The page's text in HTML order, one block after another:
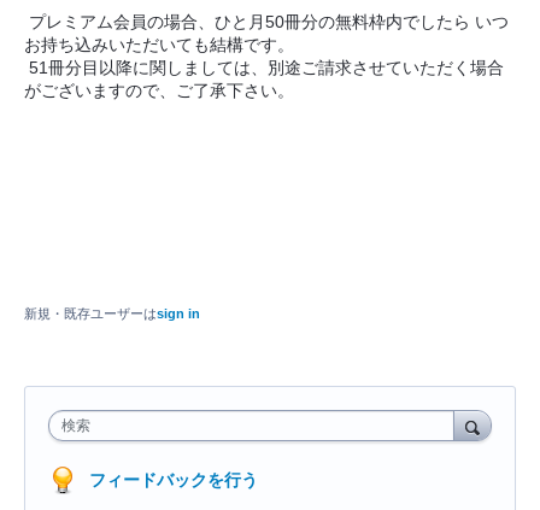
プレミアム会員の場合、ひと月50冊分の無料枠内でしたら いつ
お持ち込みいただいても結構です。
51冊分目以降に関しましては、別途ご請求させていただく場合
がございますので、ご了承下さい。
新規・既存ユーザーはsign in
検索
フィードバックを行う